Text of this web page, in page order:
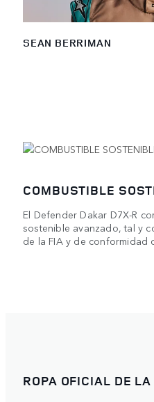
SEAN BERRIMAN
COMBUSTIBLE
El Defender Dakar D7X-R
sostenible avanzado, tal y
de la FIA y de conformidad
ROPA OFICIAL DE